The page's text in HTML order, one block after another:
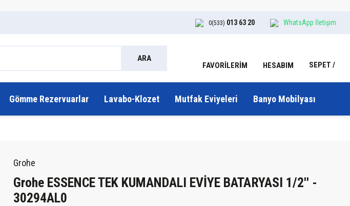
0(533) 013 63 20 WhatsApp İletişim
ARA
FAVORİLERİM HESABIM SEPET
Gömme Rezervuarlar Lavabo-Klozet Mutfak Eviyeleri Banyo Mobilyası
Grohe
Grohe ESSENCE TEK KUMANDALI EVİYE BATARYASI 1/2'' -
30294AL0